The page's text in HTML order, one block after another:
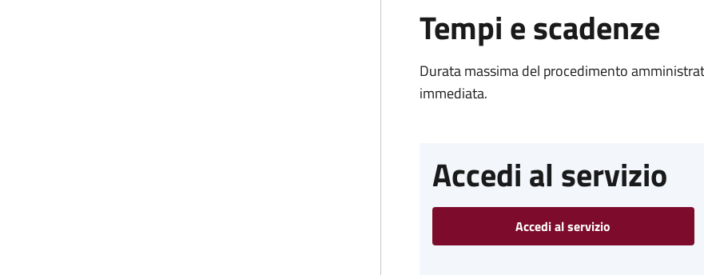
Tempi e scadenze
Durata massima del procedimento
immediata.
Accedi al servizio
Accedi al servizio